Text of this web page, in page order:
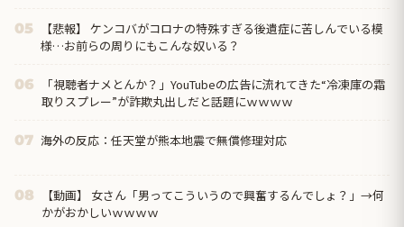
05
【悲報】 ケンコバがコロナの特殊すぎる後遺症に苦しんでいる模
様…お前らの周りにもこんな奴いる？
06
「視聴者ナメとんか？」YouTubeの広告に流れてきた“冷凍庫の霜
取りスプレー”が詐欺丸出しだと話題にｗｗｗｗ
07 海外の反応：任天堂が熊本地震で無償修理対応
08
【動画】 女さん「男ってこういうので興奮するんでしょ？」→何
かがおかしいｗｗｗｗ